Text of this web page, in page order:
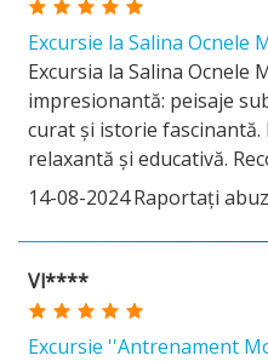
Excursie la Salina Ocnele
Excursia la Salina Ocnele
impresionantă: peisaje
curat și istorie
relaxantă și educativă.
14-08-2024Raportați abuz
Vl****
Excursie ''Antrenament